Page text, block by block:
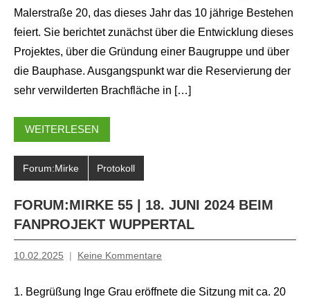
Malerstraße 20, das dieses Jahr das 10 jährige Bestehen
feiert. Sie berichtet zunächst über die Entwicklung dieses
Projektes, über die Gründung einer Baugruppe und über
die Bauphase. Ausgangspunkt war die Reservierung der
sehr verwilderten Brachfläche in […]
WEITERLESEN
Forum:Mirke Protokoll
FORUM:MIRKE 55 | 18. JUNI 2024 BEIM
FANPROJEKT WUPPERTAL
10.02.2025
Inge
Keine Kommentare
1. Begrüßung Inge Grau eröffnete die Sitzung mit ca. 20